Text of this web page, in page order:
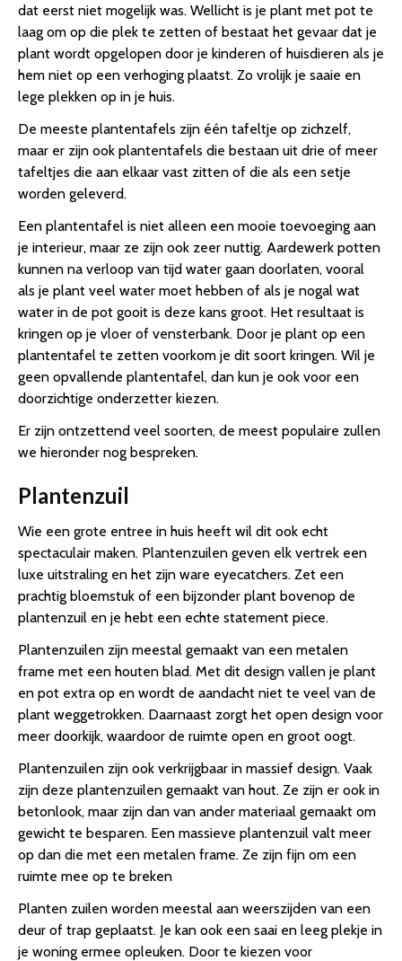
dat eerst niet mogelijk was. Wellicht is je plant met pot te
laag om op die plek te zetten of bestaat het gevaar dat je
plant wordt opgelopen door je kinderen of huisdieren als je
hem niet op een verhoging plaatst. Zo vrolijk je saaie en
lege plekken op in je huis.
De meeste plantentafels zijn één tafeltje op zichzelf,
maar er zijn ook plantentafels die bestaan uit drie of meer
tafeltjes die aan elkaar vast zitten of die als een setje
worden geleverd.
Een plantentafel is niet alleen een mooie toevoeging aan
je interieur, maar ze zijn ook zeer nuttig. Aardewerk potten
kunnen na verloop van tijd water gaan doorlaten, vooral
als je plant veel water moet hebben of als je nogal wat
water in de pot gooit is deze kans groot. Het resultaat is
kringen op je vloer of vensterbank. Door je plant op een
plantentafel te zetten voorkom je dit soort kringen. Wil je
geen opvallende plantentafel, dan kun je ook voor een
doorzichtige onderzetter kiezen.
Er zijn ontzettend veel soorten, de meest populaire zullen
we hieronder nog bespreken.
Plantenzuil
Wie een grote entree in huis heeft wil dit ook echt
spectaculair maken. Plantenzuilen geven elk vertrek een
luxe uitstraling en het zijn ware eyecatchers. Zet een
prachtig bloemstuk of een bijzonder plant bovenop de
plantenzuil en je hebt een echte statement piece.
Plantenzuilen zijn meestal gemaakt van een metalen
frame met een houten blad. Met dit design vallen je plant
en pot extra op en wordt de aandacht niet te veel van de
plant weggetrokken. Daarnaast zorgt het open design voor
meer doorkijk, waardoor de ruimte open en groot oogt.
Plantenzuilen zijn ook verkrijgbaar in massief design. Vaak
zijn deze plantenzuilen gemaakt van hout. Ze zijn er ook in
betonlook, maar zijn dan van ander materiaal gemaakt om
gewicht te besparen. Een massieve plantenzuil valt meer
op dan die met een metalen frame. Ze zijn fijn om een
ruimte mee op te breken
Planten zuilen worden meestal aan weerszijden van een
deur of trap geplaatst. Je kan ook een saai en leeg plekje in
je woning ermee opleuken. Door te kiezen voor